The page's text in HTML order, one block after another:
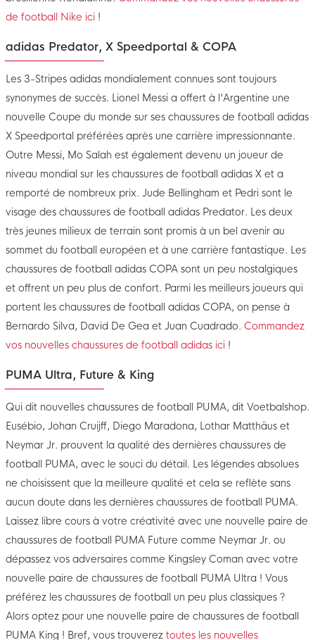
de football Nike ici !
adidas Predator, X Speedportal & COPA
Les 3-Stripes adidas mondialement connues sont toujours
synonymes de succès. Lionel Messi a offert à l'Argentine une
nouvelle Coupe du monde sur ses chaussures de football adidas
X Speedportal préférées après une carrière impressionnante.
Outre Messi, Mo Salah est également devenu un joueur de
niveau mondial sur les chaussures de football adidas X et a
remporté de nombreux prix. Jude Bellingham et Pedri sont le
visage des chaussures de football adidas Predator. Les deux
très jeunes milieux de terrain sont promis à un bel avenir au
sommet du football européen et à une carrière fantastique. Les
chaussures de football adidas COPA sont un peu nostalgiques
et offrent un peu plus de confort. Parmi les meilleurs joueurs qui
portent les chaussures de football adidas COPA, on pense à
Bernardo Silva, David De Gea et Juan Cuadrado. Commandez
vos nouvelles chaussures de football adidas ici !
PUMA Ultra, Future & King
Qui dit nouvelles chaussures de football PUMA, dit Voetbalshop.
Eusébio, Johan Cruijff, Diego Maradona, Lothar Matthäus et
Neymar Jr. prouvent la qualité des dernières chaussures de
football PUMA, avec le souci du détail. Les légendes absolues
ne choisissent que la meilleure qualité et cela se reflète sans
aucun doute dans les dernières chaussures de football PUMA.
Laissez libre cours à votre créativité avec une nouvelle paire de
chaussures de football PUMA Future comme Neymar Jr. ou
dépassez vos adversaires comme Kingsley Coman avec votre
nouvelle paire de chaussures de football PUMA Ultra ! Vous
préférez les chaussures de football un peu plus classiques ?
Alors optez pour une nouvelle paire de chaussures de football
PUMA King ! Bref, vous trouverez toutes les nouvelles